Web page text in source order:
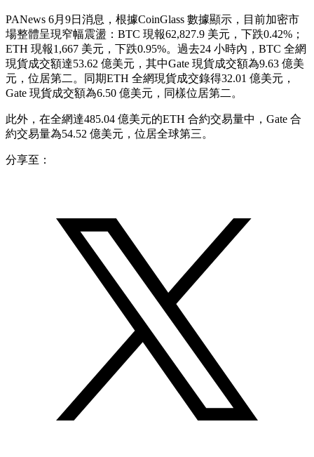
PANews 6月9日消息，根據CoinGlass 數據顯示，目前加密市
場整體呈現窄幅震盪：BTC 現報62,827.9 美元，下跌0.42%；
ETH 現報1,667 美元，下跌0.95%。過去24 小時內，BTC 全網
現貨成交額達53.62 億美元，其中Gate 現貨成交額為9.63 億美
元，位居第二。同期ETH 全網現貨成交錄得32.01 億美元，
Gate 現貨成交額為6.50 億美元，同樣位居第二。
此外，在全網達485.04 億美元的ETH 合約交易量中，Gate 合
約交易量為54.52 億美元，位居全球第三。
分享至：